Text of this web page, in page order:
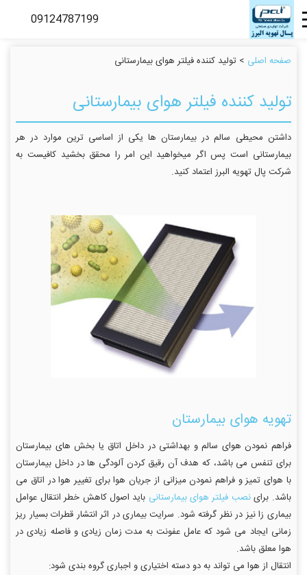
صفحه اصلی > تولید کننده فیلتر هوای بیمارستانی
تولید کننده فیلتر هوای بیمارستانی
داشتن محیطی سالم در بیمارستان ها یکی از اساسی ترین موارد در هر
بیمارستانی است پس اگر میخواهید این امر را محقق بخشید کافیست به
شرکت پال تهویه البرز اعتماد کنید.
تهویه هوای بیمارستان
فراهم نمودن هوای سالم و بهداشتی در داخل اتاق یا بخش های بیمارستان
برای تنفس می باشد، که هدف آن رقیق کردن آلودگی ها در داخل بیمارستان
با هوای تمیز و فراهم نمودن میزانی از جریان هوا برای تغییر هوا در اتاق می
باشد. براینصب فیلتر هوای بیمارستانی باید اصول کاهش خطر انتقال عوامل
بیماری زا نیز در نظر گرفته شود. سرایت بیماری در اثر انتشار قطرات بسیار ریز
زمانی ایجاد می شود که عامل عفونت به مدت زمان زیادی و فاصله زیادی در
هوا معلق باشد.
انتقال از هوا می تواند به دو دسته اختیاری و اجباری گروه بندی شود: